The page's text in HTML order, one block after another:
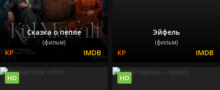
Сказка о пепле
(фильм)
Эйфель
(фильм)
HD HD